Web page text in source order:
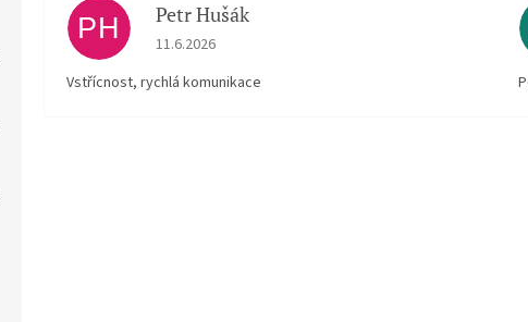
PH Petr Hušák
Hodnocení obchodu je 5 z 5 hvězdiček.
11.6.2026
Vstřícnost, rychlá komunikace